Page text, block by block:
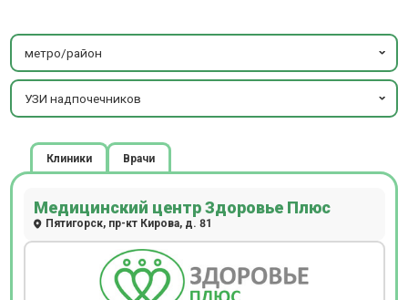
метро/район
УЗИ надпочечников
Клиники Врачи
Медицинский центр Здоровье Плюс
Пятигорск, пр-кт Кирова, д. 81